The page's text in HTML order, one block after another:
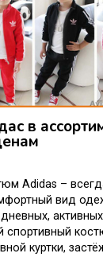
в
Adidas –
вид
спортивный
куртки,